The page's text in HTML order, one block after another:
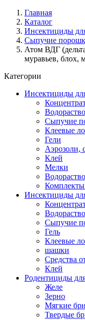
Главная
Каталог
Инсектициды
Сыпучие
Атом ВДГ
муравьев, блох,
Категории
Инсектициды
Сыпучие
Клеевые
Гели
Аэрозоли,
Клей
Мелки
Комплекты
Инсектициды
Сыпучие
Гель
Клеевые
шашки
Средства
Клей
Родентициды
Желе
Зерно
Мягкие
Твердые